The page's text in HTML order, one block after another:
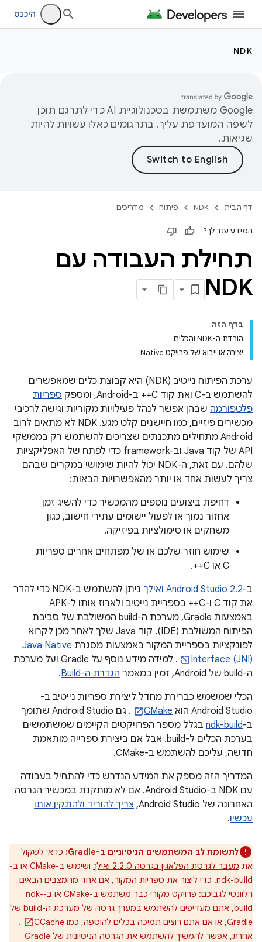
היכנס
NDK
‫Google משתמשת בטכנולוגיית AI כדי לתרגם תוכן
לשפה המועדפת עליך. בתרגומים כאלו עשויות להיות
שגיאות.
דף הבית NDK פיתוח מדריכים
המידע עזר לך?
תחילת העבודה עם
NDK
בדף הזה
הורדת ה-NDK והכלים
יצירה או ייבוא של פרויקט Native
ערכת הפיתוח נייטיב (NDK) היא קבוצת כלים שמאפשרים
להשתמש ב-C ואת קוד C++ ב-Android, ומספק
ספריות
פלטפורמה שבהן אפשר לנהל פעילויות מקוריות וגישה לרכיבי
מכשירים פיזיים, כמו חיישנים קלט מגע. NDK לא מתאים לרוב
Android מתחילים מתכנתים שצריכים להשתמש רק בממשקי
API של קוד Java וב-framework כדי לפתח של האפליקציות
שלהם. עם זאת, ה-NDK יכול להיות שימושי במקרים שבהם
צריך לעשות אחד או יותר מהאפשרויות הבאות:
דחיפת ביצועים נוספים מהמכשיר כדי להשיג זמן
אחזור נמוך או לפעול יישומים עתירי חישוב, כגון
משחקים או סימולציות בפיזיקה.
שימוש חוזר שלכם או של מפתחים אחרים ספריות
C או C++.
ב-Android Studio 2.2 ואילך
ניתן להשתמש ב-NDK כדי להדר
את קוד C ו-C++ בספריית נייטיב ולארוז אותו ל-APK
באמצעות Gradle, מערכת ה-build המשולבת של סביבת
הפיתוח המשולבת (IDE). קוד Java שלך לאחר מכן לקרוא
לפונקציות בספריית המקור באמצעות מסגרת Java Native
Interface (JNI)
. למידה מידע נוסף על Gradle ועל מערכת
ה-build של Android, זמין במאמר
הגדרת ה-Build
.
הכלי שמשמש כברירת מחדל ליצירת ספריות נייטיב ב-
Android Studio הוא
CMake
. גם Android Studio שתומך
ב-ndk-build בגלל מספר הפרויקטים הקיימים שמשתמשים
בערכת הכלים ל-build. אבל אם ביצירת ספרייה מותאמת
חדשה, עליכם להשתמש ב-CMake.
המדריך הזה מספק את המידע הנדרש כדי להתחיל בעבודה
עם NDK ב-Android Studio. אם לא מותקנת במכשיר הגרסה
האחרונה של Android Studio,
צריך להוריד ולהתקין אותו
עכשיו.
לתשומת לב המשתמשים הניסיוניים ב-Gradle:
כדאי לשקול
את מעבר לגרסת הפלאגין בגרסה 2.2.0 ואילך
ושימוש ב-CMake או ב-
ndk-build. כדי ליצור את ספריות המקור, אם אחד מהמצבים הבאים
רלוונטי לגביכם: פרויקט מקורי כבר משתמש ב-CMake או ב-ndk-
build, אתם מעדיפים להשתמש במערך גרסה של מערכת ה-build של
Gradle, או אם אתם רוצים תמיכה בכלים להוספה, כמו
CCache
.
אחרת, אפשר להמשיך
להשתמש את הגרסה הניסיונית של Gradle